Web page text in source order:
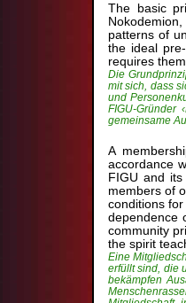
The basic
patterns of
the ideal
requires
Die
mit sich, dass
und
FIGU-Gründer
gemeinsame
A
accordance
FIGU and
members of
conditions
dependence
community
the spirit
Eine
erfüllt sind, die
bekämpfen